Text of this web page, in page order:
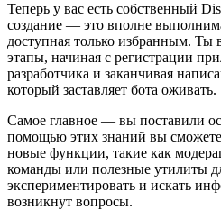
Теперь у вас есть собственный
создание — это вполне
доступная только избранным.
этапы, начиная с регистрации
разработчика и заканчивая
который заставляет бота оживать.
Самое главное — вы поставили
помощью этих знаний вы
новые функции, такие как
команды или полезные утилиты
экспериментировать и искать
возникнут вопросы.